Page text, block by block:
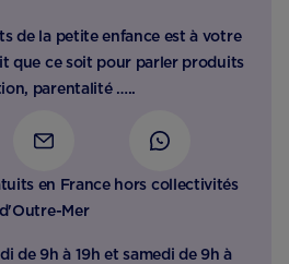
de la petite enfance est à votre
que ce soit pour parler produits
parentalité …..
en France hors collectivités
d'Outre-Mer​
de 9h à 19h et samedi de 9h à